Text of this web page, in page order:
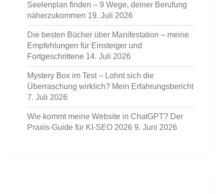
Seelenplan finden – 9 Wege, deiner Berufung
näherzukommen 19. Juli 2026
Die besten Bücher über Manifestation – meine
Empfehlungen für Einsteiger und
Fortgeschrittene 14. Juli 2026
Mystery Box im Test – Lohnt sich die
Überraschung wirklich? Mein Erfahrungsbericht
7. Juli 2026
Wie kommt meine Website in ChatGPT? Der
Praxis-Guide für KI-SEO 2026 9. Juni 2026